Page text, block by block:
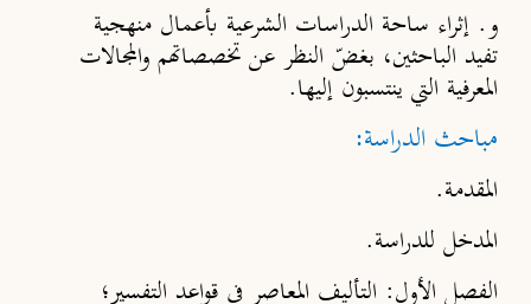
و. إثراء ساحة الدراسات الشرعية بأعمال منهجية
تفيد الباحثين، بغضّ النظر عن تخصصاتهم والمجالات
المعرفية التي ينتسبون إليها.
مباحث الدراسة:
المقدمة.
المدخل للدراسة.
الفصل الأول: التأليف المعاصر في قواعد التفسير؛